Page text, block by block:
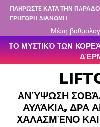
ΠΛΗΡΩΣΤΕ ΚΑΤΑ ΤΗΝ
ΓΡΗΓΟΡΗ ΔΙΑΝΟΜΗ
Μέση
ΤΟ ΜΥΣΤΙΚΌ ΤΩΝ
ΑΝΎΨΩΣΗ
ΑΥΛΆΚΙΑ, ΔΡΑ
ΧΑΛΑΣΜΈΝΟ